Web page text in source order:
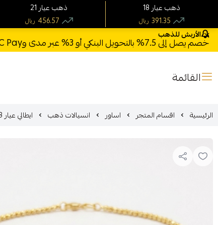
الأربش للذهب
خصم يصل إلى 7.5% بالتحويل البنكي أو 3% عبر مدى وSTC Pay + خصم بكود **X123** وشحن مجاني للطلبات فوق 1000 ريال
القائمة
الرئيسية اقسام المتجر اساور انسيالات ذهب ايطالي عيار 18
21 ذهب عيار
ريال 456.57
18 ذهب عيار
ريال 391.35